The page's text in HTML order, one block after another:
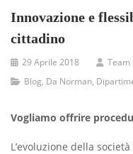
Innovazione e
cittadino
29 Aprile 2018
Team
Blog, Da Norman,
Vogliamo offrire
L’evoluzione della